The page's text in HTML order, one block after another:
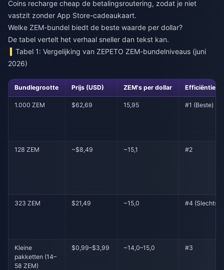
Coins recharge cheap de betalingsroutering, zodat je niet
vastzit zonder App Store-cadeaukaart.
Welke ZEM-bundel biedt de beste waarde per dollar?
De tabel vertelt het verhaal sneller dan tekst kan.
Tabel 1: Vergelijking van ZEPETO ZEM-bundelniveaus (juni
2026)
Bundlegrootte Prijs (USD) ZEM's per dollar
1.000 ZEM $62,69 15,95 #1 (Beste)
128 ZEM ~$8,49 ~15,1 #2
323 ZEM $21,49 ~15,0 #4
Kleine
pakketten (14–
58 ZEM)
$0,99–$3,99 ~14,0–15,0 #3